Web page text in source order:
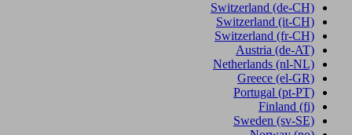
Switzerland (de-CH)
Switzerland (it-CH)
Switzerland (fr-CH)
Austria (de-AT)
Netherlands (nl-NL)
Greece (el-GR)
Portugal (pt-PT)
Finland (fi)
Sweden (sv-SE)